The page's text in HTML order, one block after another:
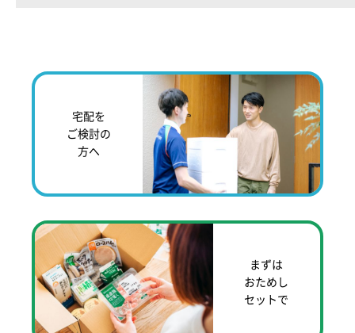
宅配を
ご検討の
方へ
まずは
おためし
セットで